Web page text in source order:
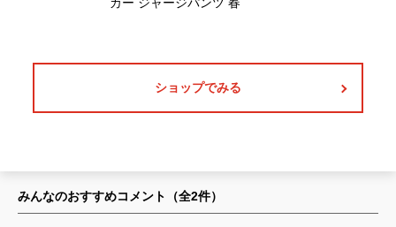
ショップでみる
みんなのおすすめコメント（全2件）